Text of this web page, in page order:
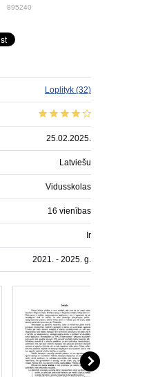
895240
Loplityk (32)
25.02.2025.
Latviešu
Vidusskolas
16 vienības
Ir
2021. - 2025. g.